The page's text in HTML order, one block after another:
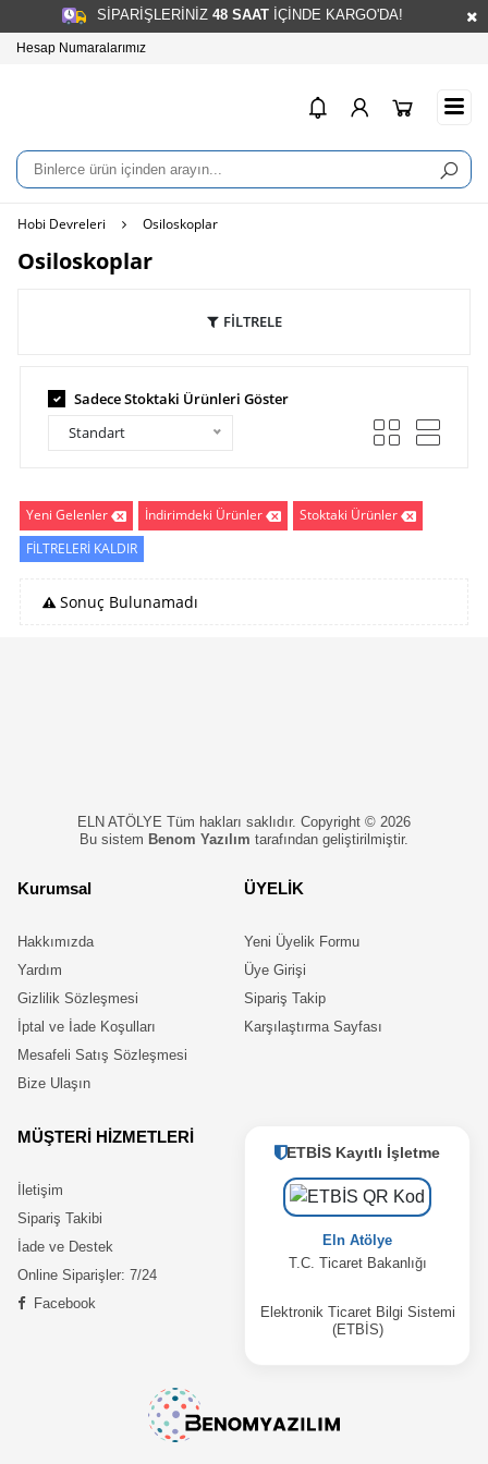
SİPARİŞLERİNİZ 48SAATİÇİNDE KARGO'DA!
Hesap Numaralarımız
Hobi Devreleri Osiloskoplar
Osiloskoplar
FİLTRELE
Sadece Stoktaki Ürünleri Göster
Standart
Yeni Gelenler İndirimdeki Ürünler
Stoktaki Ürünler
FİLTRELERİ KALDIR
Sonuç Bulunamadı
ELN ATÖLYE Tüm hakları saklıdır. Copyright © 2026
Bu sistem Benom Yazılım tarafından geliştirilmiştir.
Kurumsal
Hakkımızda
Yardım
Gizlilik Sözleşmesi
İptal ve İade Koşulları
Mesafeli Satış Sözleşmesi
Bize Ulaşın
ÜYELİK
Yeni Üyelik Formu
Üye Girişi
Sipariş Takip
Karşılaştırma Sayfası
MÜŞTERİ HİZMETLERİ
İletişim
Sipariş Takibi
İade ve Destek
Online Siparişler: 7/24
Facebook
ETBİS Kayıtlı İşletme
Eln Atölye
T.C. Ticaret Bakanlığı
Elektronik Ticaret Bilgi Sistemi
(ETBİS)